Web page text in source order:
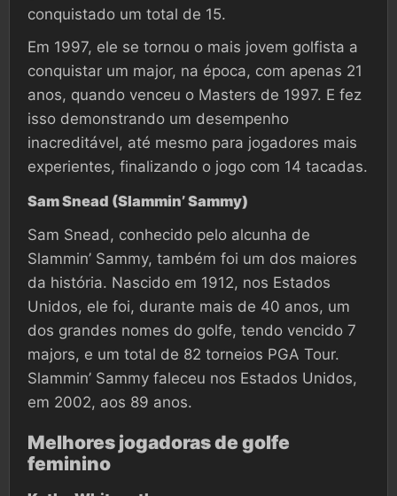
conquistado um total de 15.
Em 1997, ele se tornou o mais jovem golfista a
conquistar um major, na época, com apenas 21
anos, quando venceu o Masters de 1997. E fez
isso demonstrando um desempenho
inacreditável, até mesmo para jogadores mais
experientes, finalizando o jogo com 14 tacadas.
Sam Snead (Slammin’ Sammy)
Sam Snead, conhecido pelo alcunha de
Slammin’ Sammy, também foi um dos maiores
da história. Nascido em 1912, nos Estados
Unidos, ele foi, durante mais de 40 anos, um
dos grandes nomes do golfe, tendo vencido 7
majors, e um total de 82 torneios PGA Tour.
Slammin’ Sammy faleceu nos Estados Unidos,
em 2002, aos 89 anos.
Melhores jogadoras de golfe
feminino